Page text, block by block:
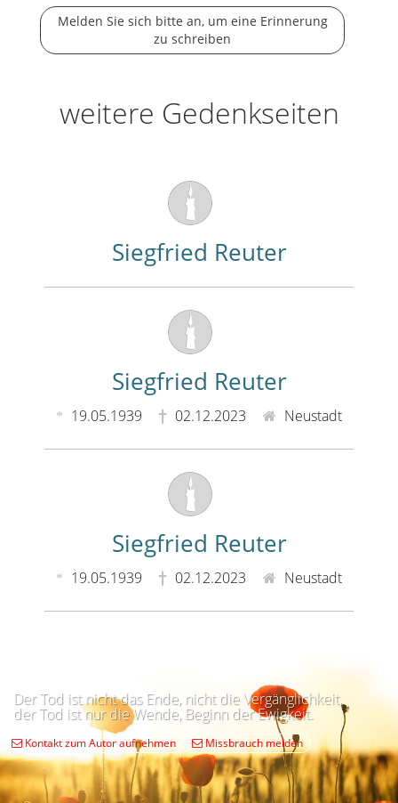
Melden Sie sich bitte an, um eine Erinnerung
zu schreiben
weitere Gedenkseiten
Siegfried Reuter
Siegfried Reuter
19.05.1939 02.12.2023 Neustadt
Siegfried Reuter
19.05.1939 02.12.2023 Neustadt
Der Tod ist nicht das Ende, nicht die Vergänglichkeit,
der Tod ist nur die Wende, Beginn der Ewigkeit.
Kontakt zum Autor aufnehmen Missbrauch melden